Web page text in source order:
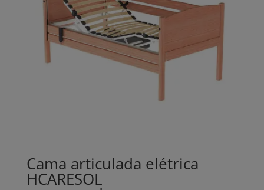
Cama articulada elétrica
HCARESOL